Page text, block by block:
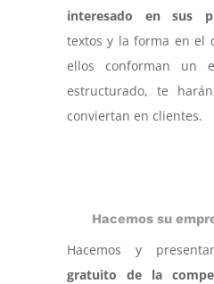
interesado en sus
textos y la forma en el
ellos conforman un
estructurado, te
conviertan en clientes.
Hacemos su
Hacemos y
gratuito de la